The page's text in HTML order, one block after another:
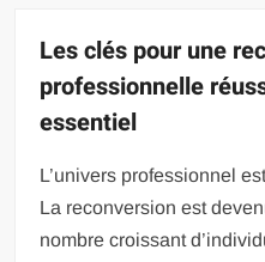
Les clés pour une
professionnelle
essentiel
L’univers professionnel
La reconversion est
nombre croissant